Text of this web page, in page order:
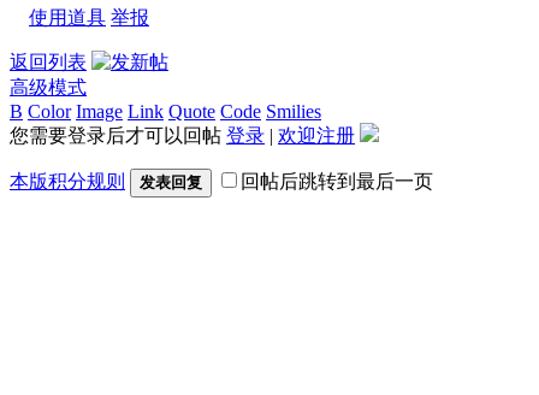
使用道具 举报
返回列表
高级模式
B Color Image Link Quote Code Smilies
您需要登录后才可以回帖 登录 | 欢迎注册
本版积分规则 发表回复 回帖后跳转到最后一页